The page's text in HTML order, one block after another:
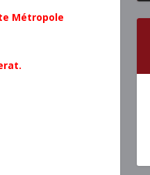
Métropole